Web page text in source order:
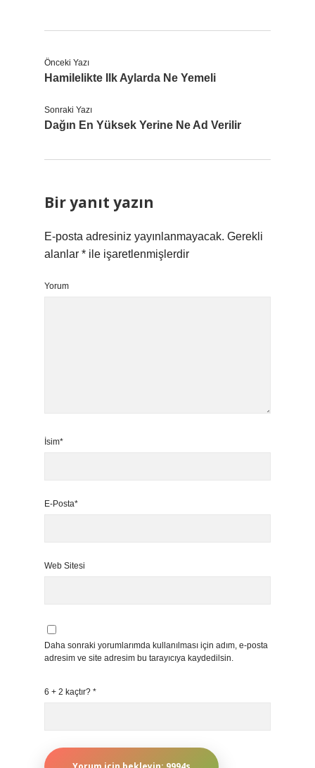
Önceki Yazı
Hamilelikte Ilk Aylarda Ne Yemeli
Sonraki Yazı
Dağın En Yüksek Yerine Ne Ad Verilir
Bir yanıt yazın
E-posta adresiniz yayınlanmayacak. Gerekli
alanlar * ile işaretlenmişlerdir
Yorum
İsim*
E-Posta*
Web Sitesi
Daha sonraki yorumlarımda kullanılması için adım, e-posta
adresim ve site adresim bu tarayıcıya kaydedilsin.
6 + 2 kaçtır? *